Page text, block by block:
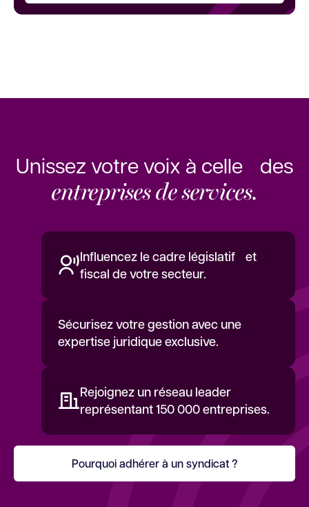
Unissez votre voix à celle des
entreprises de services.
Influencez le cadre législatif et
fiscal de votre secteur.
Sécurisez votre gestion avec une
expertise juridique exclusive.
Rejoignez un réseau leader
représentant 150 000 entreprises.
Pourquoi adhérer à un syndicat ?